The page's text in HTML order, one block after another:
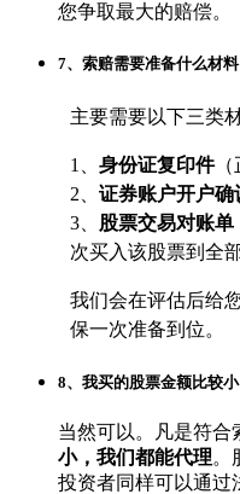
您争取最大的赔偿。
7、索赔需要准备什么材料
主要需要以下三类
1、 身份证复印件（
2、 证券账户开户确
3、 股票交易对账单
次买入该股票到全
我们会在评估后给
保一次准备到位。
8、我买的股票金额比较
当然可以。凡是符合
小，我们都能代理。
投资者同样可以通过